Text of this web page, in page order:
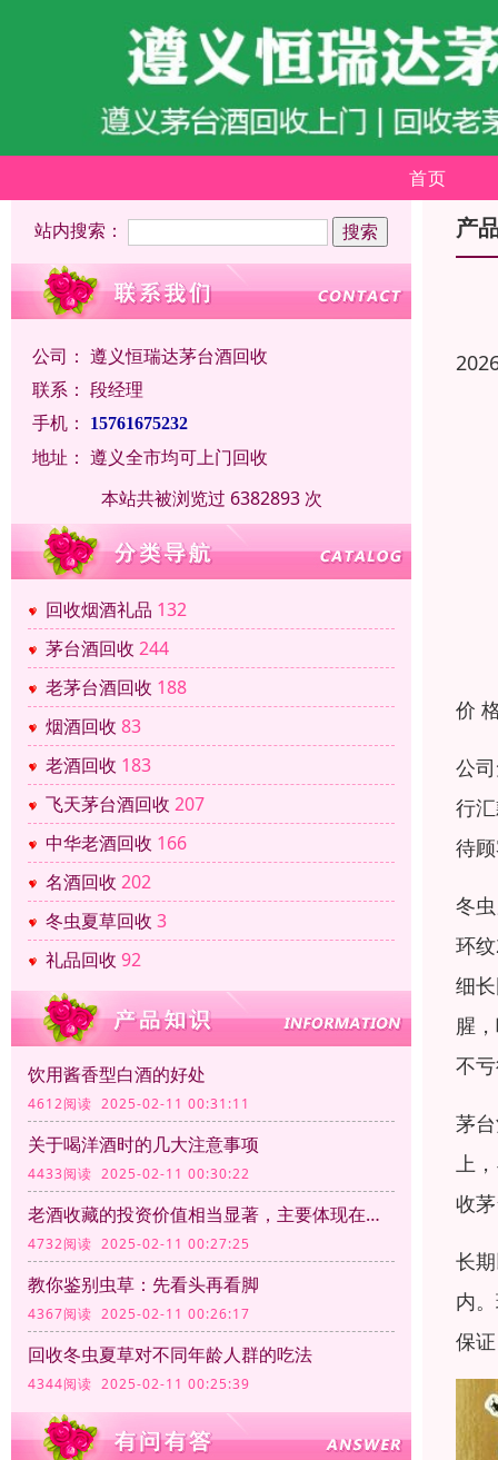
首页
站内搜索：
公司： 遵义恒瑞达茅台酒回收
联系： 段经理
手机：
15761675232
地址： 遵义全市均可上门回收
本站共被浏览过 6382893 次
回收烟酒礼品 132
茅台酒回收 244
老茅台酒回收 188
烟酒回收 83
老酒回收 183
飞天茅台酒回收 207
中华老酒回收 166
名酒回收 202
冬虫夏草回收 3
礼品回收 92
饮用酱香型白酒的好处
4612阅读 2025-02-11 00:31:11
关于喝洋酒时的几大注意事项
4433阅读 2025-02-11 00:30:22
老酒收藏的投资价值相当显著，主要体现在以下几个方面
4732阅读 2025-02-11 00:27:25
教你鉴别虫草：先看头再看脚
4367阅读 2025-02-11 00:26:17
回收冬虫夏草对不同年龄人群的吃法
4344阅读 2025-02-11 00:25:39
产
价
公
行
待
冬
环
细
腥
不
茅
上
收
长
内
保